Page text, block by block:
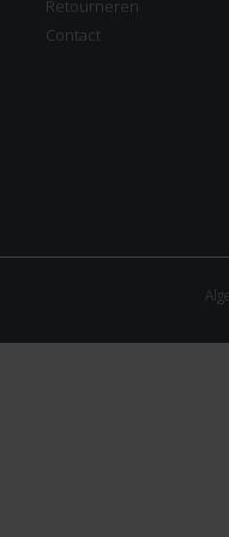
Retourneren
Contact